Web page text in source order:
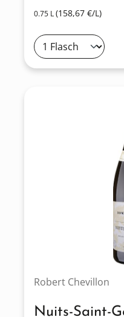
0.75 L(158,67 €/L)
Robert Chevillon
Nuits-Saint-